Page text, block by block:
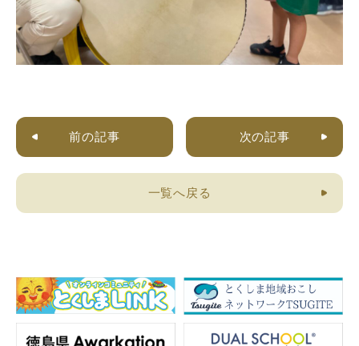
前の記事 次の記事
一覧へ戻る